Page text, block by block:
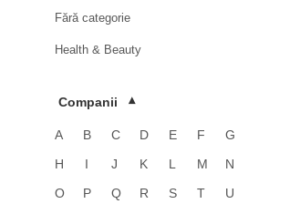
Fără categorie
Health & Beauty
Imobiliare
Companii ▾
A B C D E F
G
H
I J K L M
N
O
P Q R S T
U